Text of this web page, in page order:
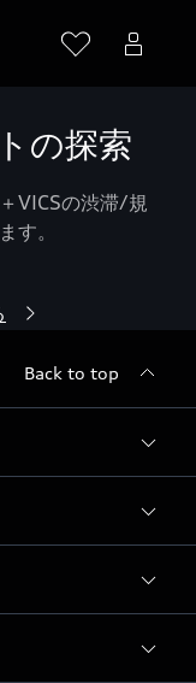
の探索
VICSの渋滞/規
す。
Back to top